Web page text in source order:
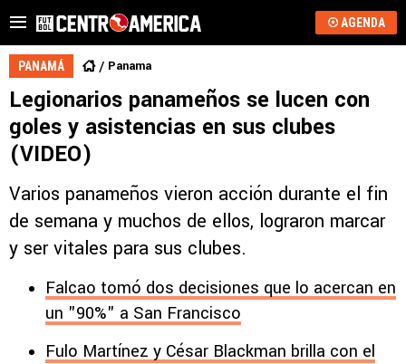
AGENDA
PANAMÁ Panama
Legionarios panameños se lucen con
goles y asistencias en sus clubes
(VIDEO)
Varios panameños vieron acción durante el fin
de semana y muchos de ellos, lograron marcar
y ser vitales para sus clubes.
Falcao tomó dos decisiones que lo acercan en
un "90%" a San Francisco
Fulo Martínez y César Blackman brilla con el